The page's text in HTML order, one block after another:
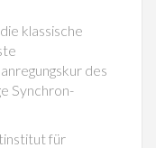
klassische
des
Synchron-
für